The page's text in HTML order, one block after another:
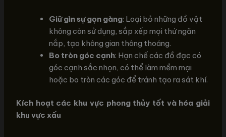
Giữ gìn sự gọn gàng: Loại bỏ những đồ vật
không còn sử dụng, sắp xếp mọi thứ ngăn
nắp, tạo không gian thông thoáng.
Bo tròn góc cạnh: Hạn chế các đồ đạc có
góc cạnh sắc nhọn, có thể làm mềm mại
hoặc bo tròn các góc để tránh tạo ra sát khí.
Kích hoạt các khu vực phong thủy tốt và hóa giải
khu vực xấu